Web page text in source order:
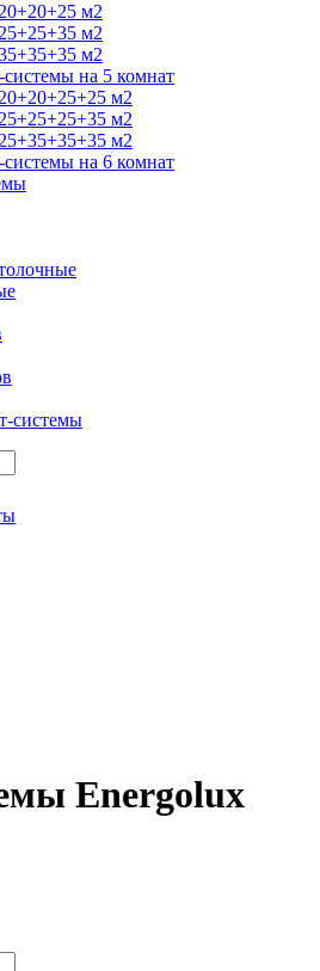
м2
м2
м2
на 5 комнат
м2
м2
м2
на 6 комнат
системы
Energolux